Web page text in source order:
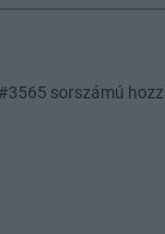
sorszámú